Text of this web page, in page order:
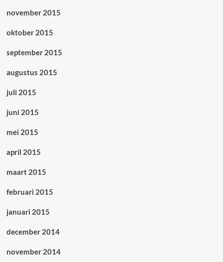
november 2015
oktober 2015
september 2015
augustus 2015
juli 2015
juni 2015
mei 2015
april 2015
maart 2015
februari 2015
januari 2015
december 2014
november 2014